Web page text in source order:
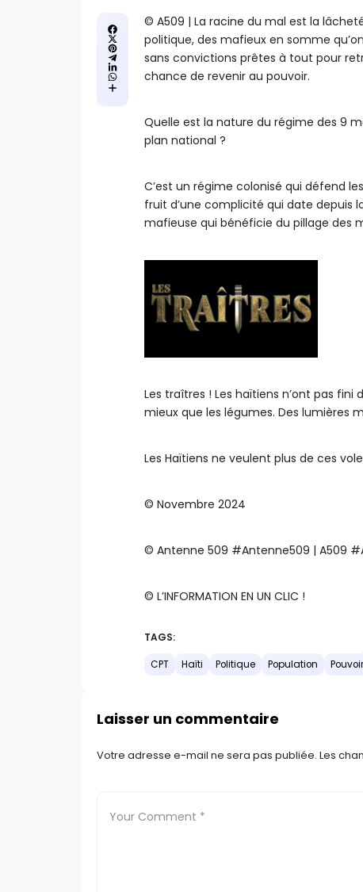
©️ A509 | La racine du mal est la
politique, des mafieux en somme
sans convictions prêtes à tout pour
chance de revenir au pouvoir.
Quelle est la nature du régime des 9
plan national ?
C’est un régime colonisé qui défend les
fruit d’une complicité qui date depuis
mafieuse qui bénéficie du pillage des
Les traîtres ! Les haïtiens n’ont pas
mieux que les légumes. Des lumières
Les Haïtiens ne veulent plus de ces
©️ Novembre 2024
©️ Antenne 509 #Antenne509 | A509
©️ L’INFORMATION EN UN CLIC !
TAGS:
CPT Haïti Politique Population Pouvoir
Laisser un commentaire
Votre adresse e-mail ne sera pas publiée. Les